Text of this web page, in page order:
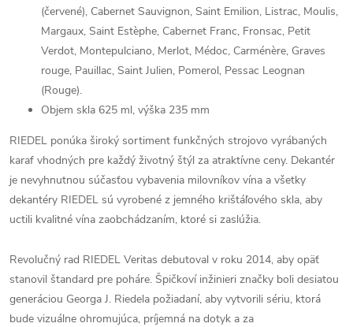
(červené), Cabernet Sauvignon, Saint Emilion, Listrac, Moulis,
Margaux, Saint Estèphe, Cabernet Franc, Fronsac, Petit
Verdot, Montepulciano, Merlot, Médoc, Carménère, Graves
rouge, Pauillac, Saint Julien, Pomerol, Pessac Leognan
(Rouge).
Objem skla 625 ml, výška 235 mm
RIEDEL ponúka široký sortiment funkčných strojovo vyrábaných
karaf vhodných pre každý životný štýl za atraktívne ceny. Dekantér
je nevyhnutnou súčasťou vybavenia milovníkov vína a všetky
dekantéry RIEDEL sú vyrobené z jemného krištáľového skla, aby
uctili kvalitné vína zaobchádzaním, ktoré si zaslúžia.
Revolučný rad RIEDEL Veritas debutoval v roku 2014, aby opäť
stanovil štandard pre poháre. Špičkoví inžinieri značky boli desiatou
generáciou Georga J. Riedela požiadaní, aby vytvorili sériu, ktorá
bude vizuálne ohromujúca, príjemná na dotyk a za